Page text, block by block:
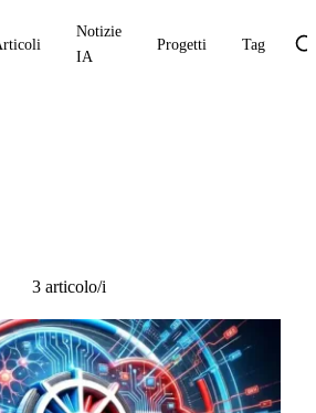
Notizie
IA
Progetti Tag
3 articolo/i